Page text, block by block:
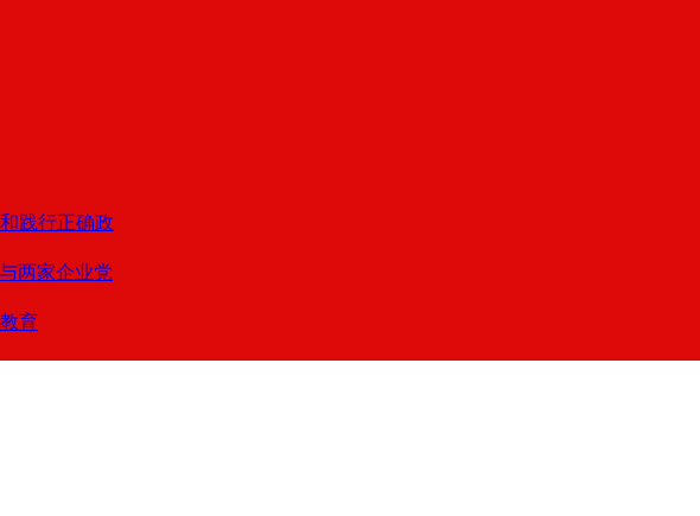
践行正确政
两家企业党
育